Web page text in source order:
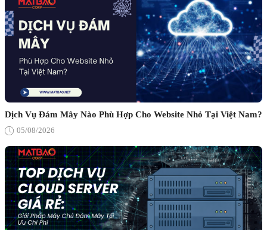
Dịch Vụ Đám Mây Nào Phù Hợp Cho Website Nhỏ Tại Việt Nam?
05/08/2026